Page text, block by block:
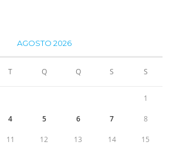
AGOSTO 2026
T Q Q S S
1
4 5 6 7 8
11 12 13 14 15